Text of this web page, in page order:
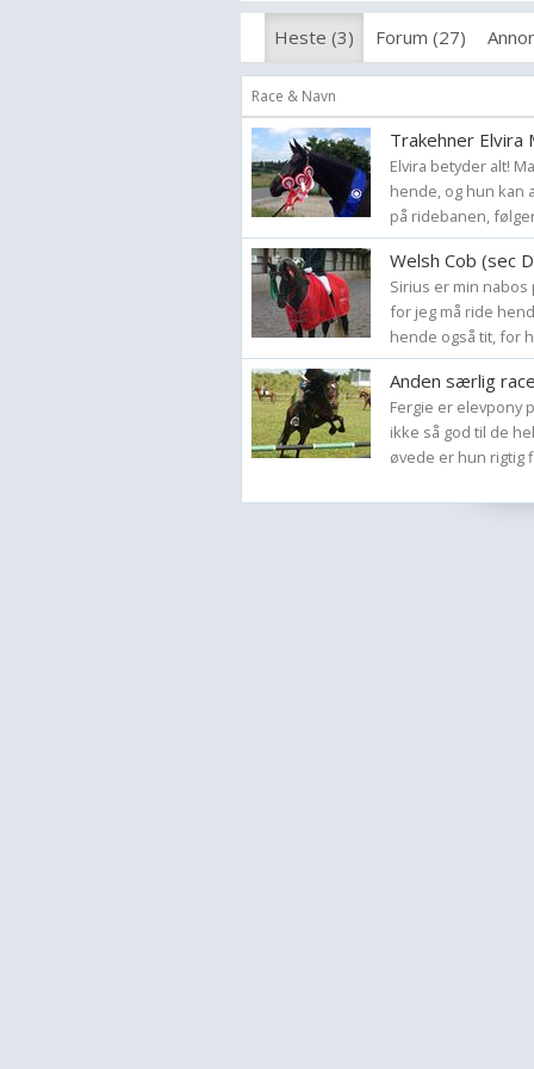
Heste (3) Forum (27)
Race & Navn
Trakehner Elvira
Elvira betyder alt!
hende, og hun kan
på ridebanen,
Welsh Cob (sec
Sirius er min
for jeg må ride
hende også tit, for
Anden særlig
Fergie er elevpony
ikke så god til de
øvede er hun rigtig